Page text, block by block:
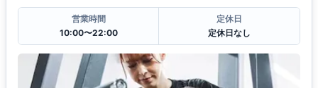
営業時間
10:00〜22:00
定休日
定休日なし